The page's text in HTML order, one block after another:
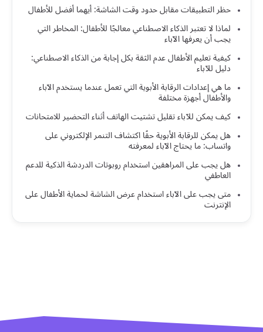
حظر التطبيقات مقابل حدود وقت الشاشة: أيهما أفضل للأطفال
لماذا لا تعتبر الذكاء الاصطناعي معالجًا للأطفال: المخاطر التي
يجب أن يعرفها الآباء
كيفية تعليم الأطفال عدم الثقة بكل إجابة من الذكاء الاصطناعي:
دليل للآباء
ما هي إعدادات الرقابة الأبوية التي تعمل عندما يستخدم الآباء
والأطفال أجهزة مختلفة
كيف يمكن للآباء تقليل تشتيت الهاتف أثناء التحضير للامتحانات
هل يمكن للرقابة الأبوية حقًا اكتشاف التنمر الإلكتروني على
واتساب: ما يحتاج الآباء لمعرفته
هل يجب على المراهقين استخدام روبوتات الدردشة الذكية للدعم
العاطفي
متى يجب على الآباء استخدام عرض الشاشة لحماية الأطفال على
الإنترنت